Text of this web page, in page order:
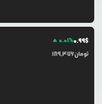
0.01%0.99$
189,476تومان